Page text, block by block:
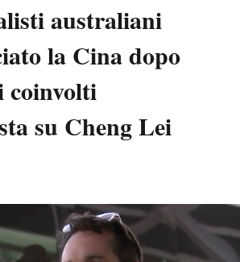
Moda
Consumismi
Storie/Idee
Media
Mondiali calcio 2026
australiani
la Cina dopo
coinvolti
su Cheng Lei